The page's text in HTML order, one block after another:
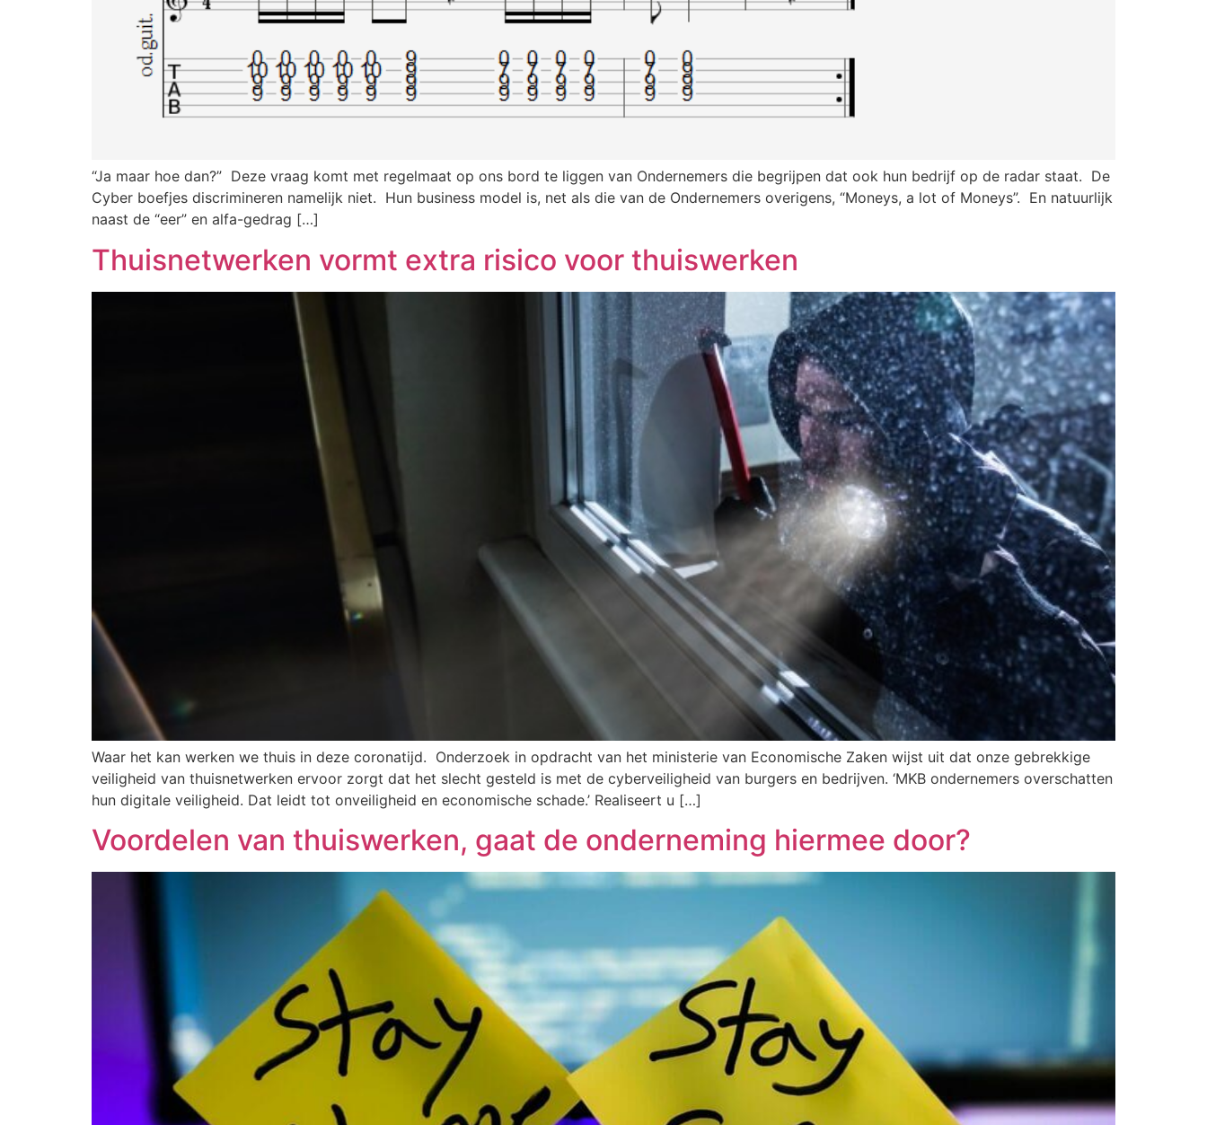
“Ja maar hoe dan?” Deze vraag komt met regelmaat op ons bord te liggen van Ondernemers die begrijpen dat ook hun bedrijf op de radar staat. De
Cyber boefjes discrimineren namelijk niet. Hun business model is, net als die van de Ondernemers overigens, “Moneys, a lot of Moneys”. En natuurlijk
naast de “eer” en alfa-gedrag […]
Thuisnetwerken vormt extra risico voor thuiswerken
Waar het kan werken we thuis in deze coronatijd. Onderzoek in opdracht van het ministerie van Economische Zaken wijst uit dat onze gebrekkige
veiligheid van thuisnetwerken ervoor zorgt dat het slecht gesteld is met de cyberveiligheid van burgers en bedrijven. ‘MKB ondernemers overschatten
hun digitale veiligheid. Dat leidt tot onveiligheid en economische schade.’ Realiseert u […]
Voordelen van thuiswerken, gaat de onderneming hiermee door?